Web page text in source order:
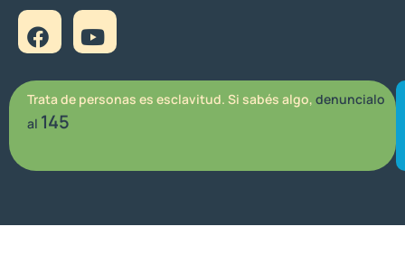
Trata de personas es esclavitud. Si sabés algo, denuncialo
al 145